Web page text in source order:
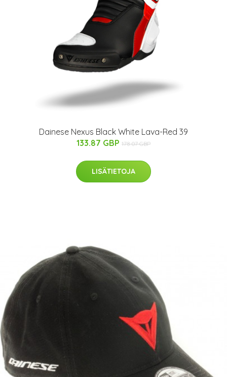
Dainese Nexus Black White Lava-Red 39
133.87 GBP 178.07 GBP
LISÄTIETOJA